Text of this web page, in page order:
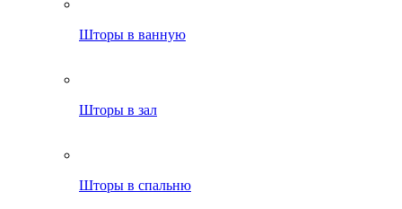
Шторы в ванную
Шторы в зал
Шторы в спальню